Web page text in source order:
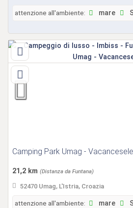
attenzione all'ambiente: mare
Camping Park Umag -
21,2 km (Distanza da Funtana)
52470 Umag, L'Istria, Croazia
attenzione all'ambiente: mare